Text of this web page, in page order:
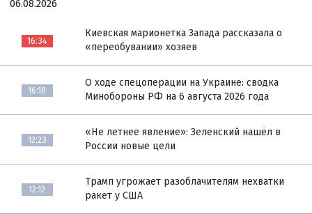
06.08.2026
16:34
Киевская марионетка Запада рассказала о
«переобувании» хозяев
16:10
О ходе спецоперации на Украине: сводка
Минобороны РФ на 6 августа 2026 года
12:23
«Не летнее явление»: Зеленский нашёл в
России новые цели
12:12
Трамп угрожает разоблачителям нехватки
ракет у США